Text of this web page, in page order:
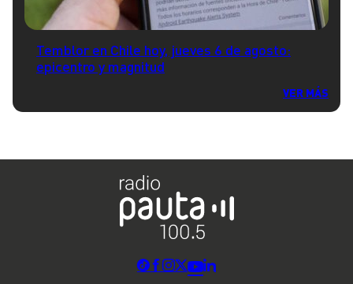
Temblor en Chile hoy, jueves 6 de agosto:
epicentro y magnitud
VER MÁS